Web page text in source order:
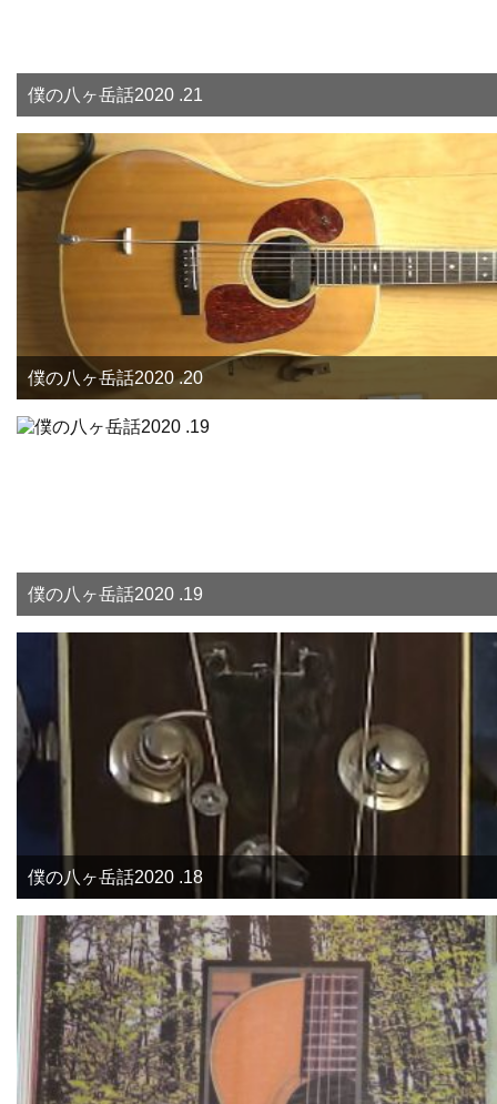
僕の八ヶ岳話2020 .21
僕の八ヶ岳話2020 .20
僕の八ヶ岳話2020 .19
僕の八ヶ岳話2020 .18